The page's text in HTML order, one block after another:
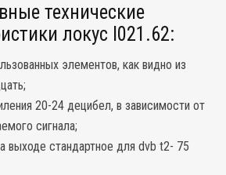
технические
локус l021.62:
элементов, как видно из
20-24 децибел, в зависимости от
сигнала;
выходе стандартное для dvb t2- 75